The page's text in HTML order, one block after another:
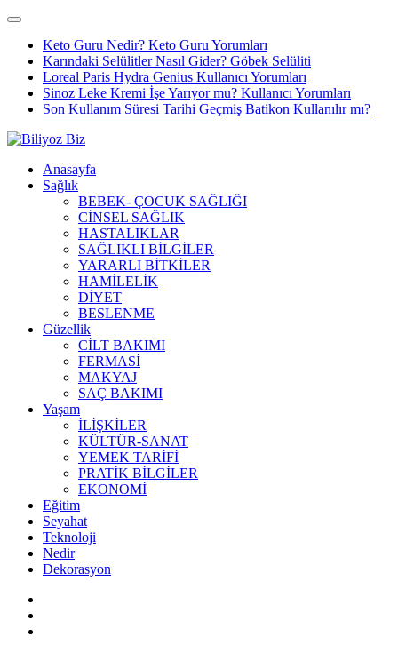
Keto Guru Nedir? Keto Guru Yorumları
Karındaki Selülitler Nasıl Gider? Göbek Selüliti
Loreal Paris Hydra Genius Kullanıcı Yorumları
Sinoz Leke Kremi İşe Yarıyor mu? Kullanıcı Yorumları
Son Kullanım Süresi Tarihi Geçmiş Batikon Kullanılır mı?
Anasayfa
Sağlık
BEBEK- ÇOCUK SAĞLIĞI
CİNSEL SAĞLIK
HASTALIKLAR
SAĞLIKLI BİLGİLER
YARARLI BİTKİLER
HAMİLELİK
DİYET
BESLENME
Güzellik
CİLT BAKIMI
FERMASİ
MAKYAJ
SAÇ BAKIMI
Yaşam
İLİŞKİLER
KÜLTÜR-SANAT
YEMEK TARİFİ
PRATİK BİLGİLER
EKONOMİ
Eğitim
Seyahat
Teknoloji
Nedir
Dekorasyon